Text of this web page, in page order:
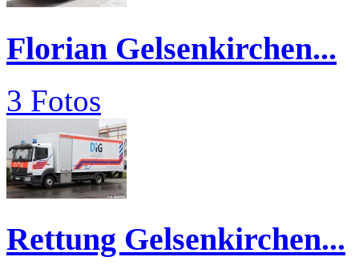
Florian Gelsenkirchen...
3 Fotos
Rettung Gelsenkirchen...